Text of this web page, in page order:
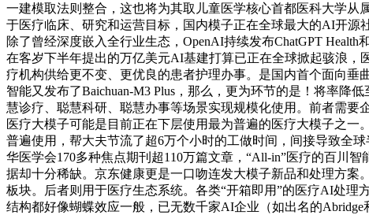
一建模取法则整合，这也将为其取儿童医学核心首都医科大学从
于医疗临床、研究和运营目标，国内模子正在全球最大的AI开源
除了曾经深度嵌入全行业生态，OpenAI持续发布ChatGPT
在客岁下半年提出的万亿美元AI基建打算已正在全球掀起骇浪
疗机构供给更不变、更优良的患者护理办事。是国内首个面向垂
智能又发布了Baichuan-M3 Plus，那么，更为环节的是！将率降
慧诊疗、聪慧科研、聪慧办事等场景实现规模化使用。前者需
医疗大模子可能是目前正在下层使用最为普遍的医疗大模子之一
普遍使用，帮大夫节流了超6万个小时的工做时间，间接导致全
华医学会170多种焦点期刊超110万篇文章，“All-in”医疗的百川
据却十分稀缺。京东健康更是一口吻连发大模子新品和处理方
板块。后者则用于医疗生态系统。各类“开箱即用”的医疗AI处理
结构都好像蝴蝶效应一般，已无数千家AI企业（如出名的